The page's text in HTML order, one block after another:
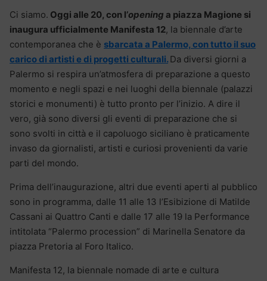
Ci siamo. Oggi alle 20, con l’opening a piazza Magione si
inaugura ufficialmente Manifesta 12, la biennale d’arte
contemporanea che è sbarcata a Palermo, con tutto il suo
carico di artisti e di progetti culturali. Da diversi giorni a
Palermo si respira un’atmosfera di preparazione a questo
momento e negli spazi e nei luoghi della biennale (palazzi
storici e monumenti) è tutto pronto per l’inizio. A dire il
vero, già sono diversi gli eventi di preparazione che si
sono svolti in città e il capoluogo siciliano è praticamente
invaso da giornalisti, artisti e curiosi provenienti da varie
parti del mondo.
Prima dell’inaugurazione, altri due eventi aperti al pubblico
sono in programma, dalle 11 alle 13 l’Esibizione di Matilde
Cassani ai Quattro Canti e dalle 17 alle 19 la Performance
intitolata “Palermo procession” di Marinella Senatore da
piazza Pretoria al Foro Italico.
Manifesta 12, la biennale nomade di arte e cultura